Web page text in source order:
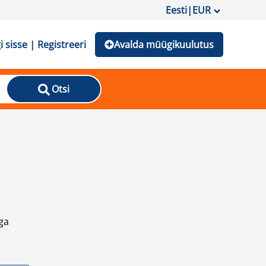
Eesti|EUR
sisse | Registreeri Avalda müügikuulutus
Otsi